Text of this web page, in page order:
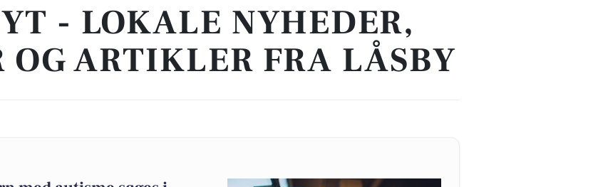
- LOKALE NYHEDER,
OG ARTIKLER FRA LÅSBY